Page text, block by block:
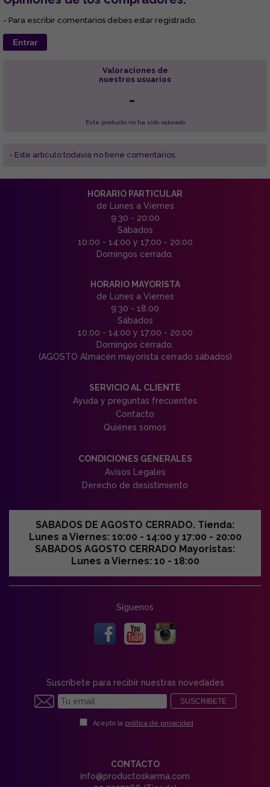
- Para escribir comentarios debes estar registrado.
Entrar
Valoraciones de
nuestros usuarios
-
Este producto no ha sido valorado
- Este articulo todavía no tiene comentarios.
HORARIO PARTICULAR
de Lunes a Viernes
9:30 - 20:00
Sábados
10:00 - 14:00 y 17:00 - 20:00
Domingos cerrado.
HORARIO MAYORISTA
de Lunes a Viernes
9:30 - 18:00
Sábados
10:00 - 14:00 y 17:00 - 20:00
Domingos cerrado.
(AGOSTO Almacén mayorista cerrado sábados)
SERVICIO AL CLIENTE
Ayuda y preguntas frecuentes
Contacto
Quiénes somos
CONDICIONES GENERALES
Avisos Legales
Derecho de desistimiento
SABADOS DE AGOSTO CERRADO. Tienda:
Lunes a Viernes: 10:00 - 14:00 y 17:00 - 20:00
SABADOS AGOSTO CERRADO Mayoristas:
Lunes a Viernes: 10 - 18:00
Síguenos
Suscríbete para recibir nuestras novedades
SUSCRIBETE
Acepto la política de privacidad
CONTACTO
info@productoskarma.com